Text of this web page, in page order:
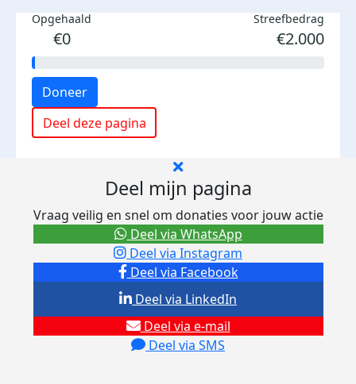
Opgehaald
€0
Streefbedrag
€2.000
Doneer
Deel deze pagina
Deel mijn pagina
Vraag veilig en snel om donaties voor jouw actie
Deel via Facebook
Deel via Instagram
Deel via e-mail
Deel via SMS
Deel via LinkedIn
Deel via WhatsApp